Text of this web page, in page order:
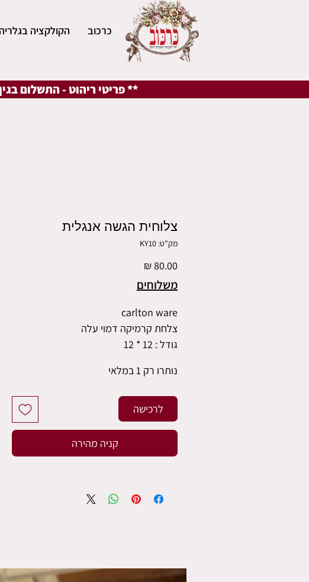
כרכוב הקולקציה בגלריה
** פריטי ריהוט - התשלום
צלוחית הגשה אנגלית
מק"ט: KY10
משלוחים
carlton ware
צלחת קרמיקה דמוי עלה
גודל : 12 * 12
נותרו רק 1 במלאי
לרכישה
קניה מהירה